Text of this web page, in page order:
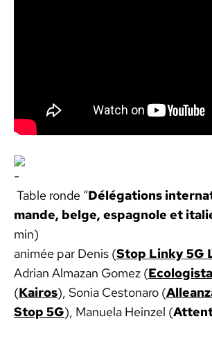
Table ronde “Délé­ga­tions
mande, belge, espag­nole et
min)
ani­mée par Denis (Stop Linky 5G
Adri­an Almazan Gomez (
(Kairos), Sonia Ces­tonaro (
Stop 5G), Manuela Heinzel (